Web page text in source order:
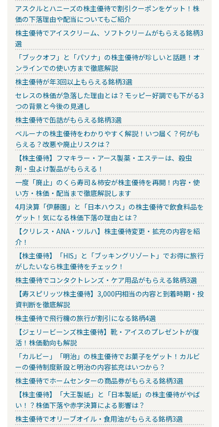
アスクルとハニーズの株主優待で割引クーポンをゲット！株
価の下落理由や配当についてもご紹介
株主優待でアイスクリーム、ソフトクリームがもらえる銘柄3
選
「ブックオフ」と「パソナ」の株主優待が珍しいと話題！オ
ンラインでの使い方まで徹底解説
株主優待が年3回以上もらえる銘柄3選
セレスの株価が急落した理由とは？モッピー好調でも下がる3
つの背景と今後の見通し
株主優待で缶詰がもらえる銘柄3選
ベルーナの株主優待をわかりやすく解説！いつ届く？何がも
らえる？改悪や廃止リスクは？
【株主優待】フマキラー・アース製薬・エステーは、殺虫
剤・虫よけ製品がもらえる！
一度「廃止」のくら寿司＆柿安が株主優待を再開！内容・使
い方・株価・配当まで徹底解説します
4月決算「伊藤園」と「日本ハウス」の株主優待で飲食料品を
ゲット！気になる株価下落の理由とは？
【クリレス・ANA・ツルハ】株主優待変更・拡充の内容を紹
介！
【株主優待】「HIS」と「ブッキングリゾート」でお得に旅行
がしたいなら株主優待をチェック！
株主優待でコンタクトレンズ・ケア用品がもらえる銘柄3選
【寿スピリッツ株主優待】3,000円相当の内容と到着時期・投
資判断を徹底解説
株主優待で飛行機の旅行が割引になる銘柄4選
【ジェリービーンズ株主優待】靴・アイスのプレゼントが復
活！株価動向も解説
「カルビー」「明治」の株主優待でお菓子をゲット！カルビ
ーの優待制度新設と明治の内容拡充はいつから？
株主優待でホームセンターの商品券がもらえる銘柄3選
【株主優待】「大王製紙」と「日本製紙」の株主優待がやば
い！？株価下落や赤字決算による影響は？
株主優待でオリーブオイル・食用油がもらえる銘柄3選